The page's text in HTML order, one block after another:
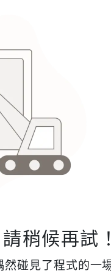
稍候再試！
碰見了程式的一